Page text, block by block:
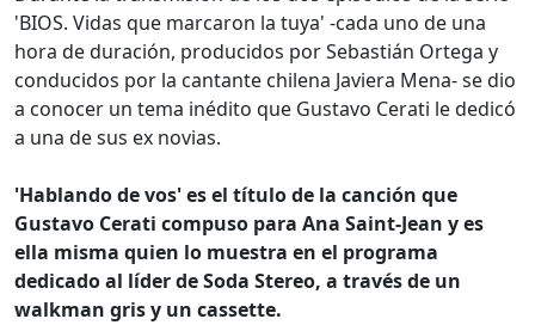
'BIOS. Vidas que marcaron la tuya' -cada uno de una
hora de duración, producidos por Sebastián Ortega y
conducidos por la cantante chilena Javiera Mena- se dio
a conocer un tema inédito que Gustavo Cerati le dedicó
a una de sus ex novias.
'Hablando de vos' es el título de la canción que
Gustavo Cerati compuso para Ana Saint-Jean y es
ella misma quien lo muestra en el programa
dedicado al líder de Soda Stereo, a través de un
walkman gris y un cassette.